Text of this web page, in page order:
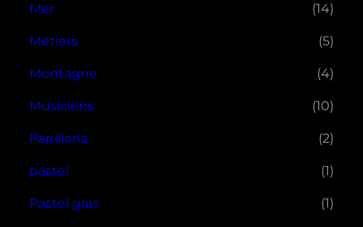
Mer (14)
Métiers (5)
Montagne (4)
Musiciens (10)
Papillons (2)
pastel (1)
Pastel gras (1)